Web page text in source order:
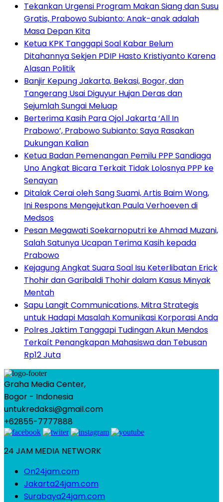
Tekankan Urgensi Program Makan Siang dan Susu
Gratis, Prabowo Subianto: Anak-anak adalah
Masa Depan Kita
Ketua KPK Tanggapi Soal Kabar Belum
Ditahannya Sekjen PDIP Hasto Kristiyanto Karena
Alasan Politik
Banjir Kepung Jakarta, Bekasi, Bogor, dan
Tangerang Usai Diguyur Hujan Deras dan
Sejumlah Sungai Meluap
Berterima Kasih Para Ojol Jakarta ‘All In
Prabowo’, Prabowo Subianto: Saya Rasakan
Dukungan Kalian
Ketua Badan Pemenangan Pemilu PPP Sandiaga
Uno Angkat Bicara Terkait Tidak Lolosnya PPP ke
Senayan
Ditalak Cerai oleh Sang Suami, Artis Baim Wong,
Ini Respons Mengejutkan Paula Verhoeven di
Medsos
Pesan Megawati Soekarnoputri ke Ahmad Muzani,
Salah Satunya Ucapan Terima Kasih kepada
Prabowo
Kejagung Angkat Suara Soal Isu Keterlibatan Erick
Thohir dan Garibaldi Thohir dalam Kasus Minyak
Mentah
Sapu Langit Communications, Mitra Strategis
untuk Hadapi Masalah Komunikasi Korporasi Anda
Polres Jaktim Tanggapi Tudingan Akun Mendos
Terkaít Penangkapan Mahasiswa dan Tebusan
Rp12 Juta
Graha Media Center,
Bogor - Indonesia
untukredaksi@gmail.com
+62855-7777888
24 JAM MEDIA NETWORK
On24jam.com
Jakarta24jam.com
Surabaya24jam.com